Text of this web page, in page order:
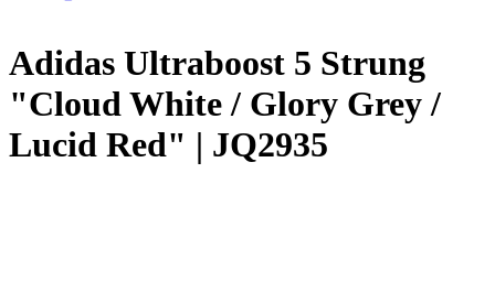
Adidas Ultraboost 5 Strung
"Cloud White / Glory Grey /
Lucid Red" | JQ2935